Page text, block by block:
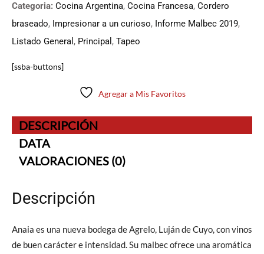
Categoria: Cocina Argentina, Cocina Francesa, Cordero
braseado, Impresionar a un curioso, Informe Malbec 2019,
Listado General , Principal , Tapeo
[ssba-buttons]
Agregar a Mis Favoritos
DESCRIPCIÓN
DATA
VALORACIONES (0)
Descripción
Anaia es una nueva bodega de Agrelo, Luján de Cuyo, con vinos
de buen carácter e intensidad. Su malbec ofrece una aromática